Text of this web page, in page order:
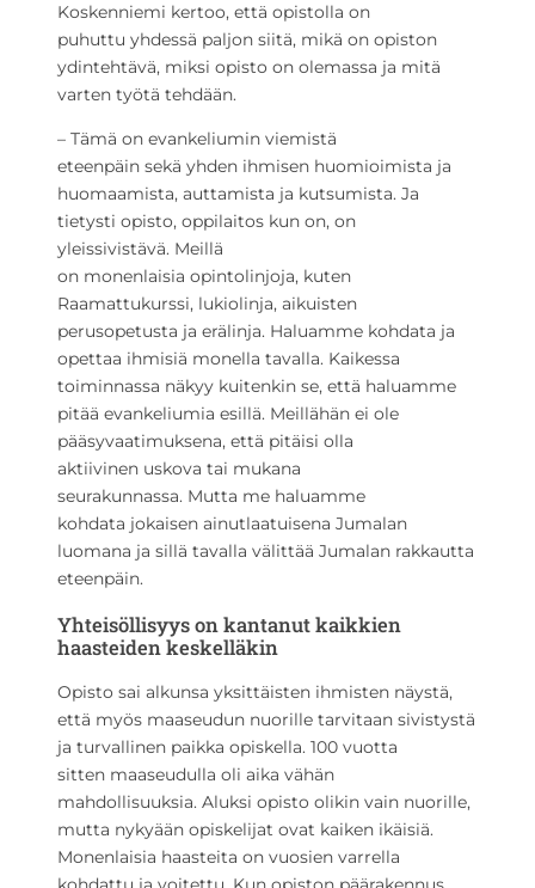
Koskenniemi kertoo, että opistolla on
puhuttu yhdessä paljon siitä, mikä on opiston
ydintehtävä, miksi opisto on olemassa ja mitä
varten työtä tehdään.
– Tämä on evankeliumin viemistä
eteenpäin sekä yhden ihmisen huomioimista ja
huomaamista, auttamista ja kutsumista. Ja
tietysti opisto, oppilaitos kun on, on
yleissivistävä. Meillä
on monenlaisia opintolinjoja, kuten
Raamattukurssi, lukiolinja, aikuisten
perusopetusta ja erälinja. Haluamme kohdata ja
opettaa ihmisiä monella tavalla. Kaikessa
toiminnassa näkyy kuitenkin se, että haluamme
pitää evankeliumia esillä. Meillähän ei ole
pääsyvaatimuksena, että pitäisi olla
aktiivinen uskova tai mukana
seurakunnassa. Mutta me haluamme
kohdata jokaisen ainutlaatuisena Jumalan
luomana ja sillä tavalla välittää Jumalan rakkautta
eteenpäin.
Yhteisöllisyys on kantanut kaikkien
haasteiden keskelläkin
Opisto sai alkunsa yksittäisten ihmisten näystä,
että myös maaseudun nuorille tarvitaan sivistystä
ja turvallinen paikka opiskella. 100 vuotta
sitten maaseudulla oli aika vähän
mahdollisuuksia. Aluksi opisto olikin vain nuorille,
mutta nykyään opiskelijat ovat kaiken ikäisiä.
Monenlaisia haasteita on vuosien varrella